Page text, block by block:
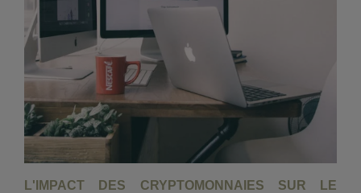
L'IMPACT DES CRYPTOMONNAIES SUR LE